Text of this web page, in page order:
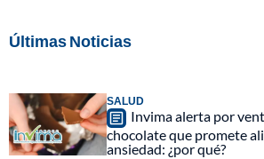
Últimas Noticias
SALUD
Invima alerta por
chocolate que promete
ansiedad: ¿por qué?